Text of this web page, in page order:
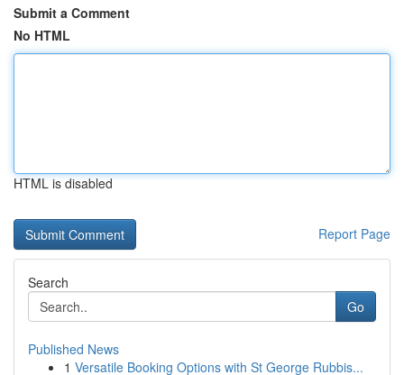
Submit a Comment
No HTML
HTML is disabled
Report Page
Search
Go
Published News
1 Versatile Booking Options with St George Rubbis...